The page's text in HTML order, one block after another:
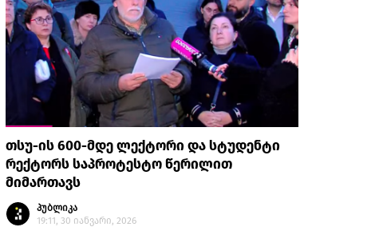
თსუ-ის 600-მდე ლექტორი და სტუდენტი
რექტორს საპროტესტო წერილით
მიმართავს
პუბლიკა
19:11, 30 იანვარი, 2026